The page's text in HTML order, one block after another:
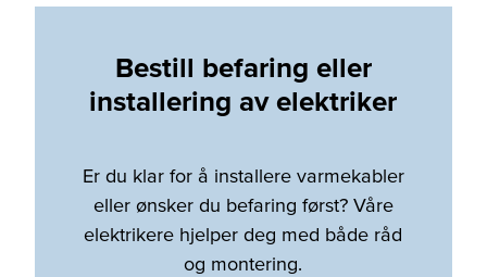
Bestill befaring eller
installering av elektriker
Er du klar for å installere varmekabler
eller ønsker du befaring først? Våre
elektrikere hjelper deg med både råd
og montering.